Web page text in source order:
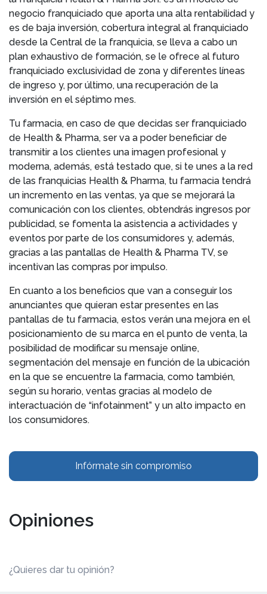
negocio franquiciado que aporta una alta rentabilidad y
es de baja inversión, cobertura integral al franquiciado
desde la Central de la franquicia, se lleva a cabo un
plan exhaustivo de formación, se le ofrece al futuro
franquiciado exclusividad de zona y diferentes líneas
de ingreso y, por último, una recuperación de la
inversión en el séptimo mes.
Tu farmacia, en caso de que decidas ser franquiciado
de Health & Pharma, ser va a poder beneficiar de
transmitir a los clientes una imagen profesional y
moderna, además, está testado que, si te unes a la red
de las franquicias Health & Pharma, tu farmacia tendrá
un incremento en las ventas, ya que se mejorará la
comunicación con los clientes, obtendrás ingresos por
publicidad, se fomenta la asistencia a actividades y
eventos por parte de los consumidores y, además,
gracias a las pantallas de Health & Pharma TV, se
incentivan las compras por impulso.
En cuanto a los beneficios que van a conseguir los
anunciantes que quieran estar presentes en las
pantallas de tu farmacia, estos verán una mejora en el
posicionamiento de su marca en el punto de venta, la
posibilidad de modificar su mensaje online,
segmentación del mensaje en función de la ubicación
en la que se encuentre la farmacia, como también,
según su horario, ventas gracias al modelo de
interactuación de “infotainment” y un alto impacto en
los consumidores.
Infórmate sin compromiso
Opiniones
¿Quieres dar tu opinión?